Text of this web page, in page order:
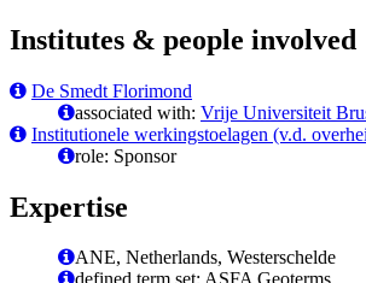
Institutes & people involved
De Smedt Florimond
associated with: Vrije Universiteit
Institutionele werkingstoelagen (v.d.
role: Sponsor
Expertise
ANE, Netherlands, Westerschelde